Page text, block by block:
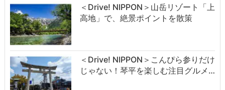
＜Drive! NIPPON＞山岳リゾート「上
高地」で、絶景ポイントを散策
＜Drive! NIPPON＞こんぴら参りだけ
じゃない！琴平を楽しむ注目グルメ…